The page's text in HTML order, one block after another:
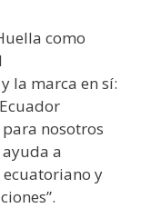
como
la marca en sí:
nosotros
a
y